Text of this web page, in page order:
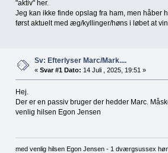
"aktiv" her.
Jeg kan ikke finde opslag fra ham, men håber
først aktuelt med æg/kyllinger/høns i løbet at
Sv: Efterlyser Marc/Mark....
« Svar #1 Dato: 14 Juli , 2025, 19:51 »
Hej.
Der er en passiv bruger der hedder Marc.
venlig hilsen Egon Jensen
med venlig hilsen Egon Jensen - 1 dværgsussex